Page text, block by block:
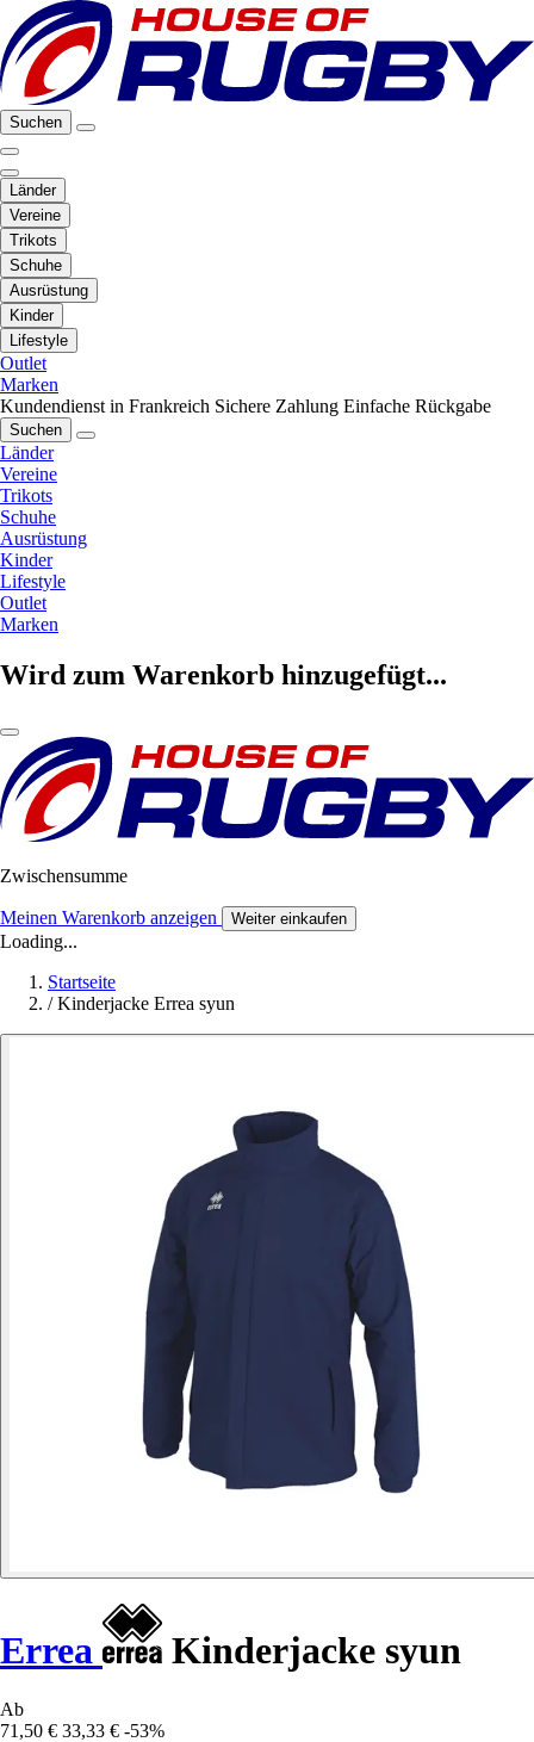
Suchen
Länder
Vereine
Trikots
Schuhe
Ausrüstung
Kinder
Lifestyle
Outlet
Marken
Kundendienst in Frankreich Sichere Zahlung Einfache Rückgabe
Suchen
Länder
Vereine
Trikots
Schuhe
Ausrüstung
Kinder
Lifestyle
Outlet
Marken
Wird zum Warenkorb hinzugefügt...
Zwischensumme
Meinen Warenkorb anzeigen Weiter einkaufen
Loading...
Startseite
/ Kinderjacke Errea syun
Errea Kinderjacke syun
Ab
71,50 € 33,33 € -53%